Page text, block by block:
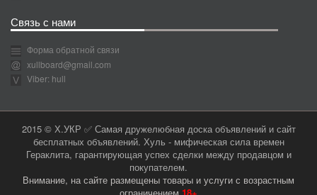
Связь с нами
Форма обратной связи
xullboard@gmail.com
Viber: hull
2015 © Х.УКР ✅ Самая дружелюбная доска объявлений и сайт
бесплатных объявлений. Хуль - мифическая сила времен
Гераклита, гарантирующая успех сделки между продавцом и
покупателем.
Внимание, на сайте размещены товары и услуги с возрастным